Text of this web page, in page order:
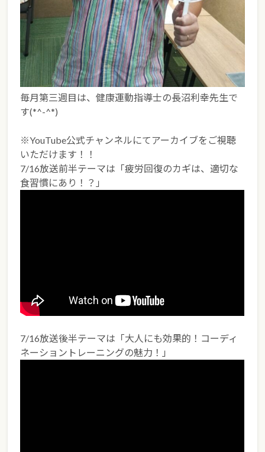
毎月第三週目は、健康運動指導士の長沼利幸先生で
す(*^-^*)
※YouTube公式チャンネルにてアーカイブをご視聴
いただけます！！
7/16放送前半テーマは「疲労回復のカギは、適切な
食習慣にあり！？」
7/16放送後半テーマは「大人にも効果的！コーディ
ネーショントレーニングの魅力！」